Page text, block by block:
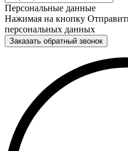
Персональные данные
Нажимая на кнопку
персональных данных
Заказать обратный звонок